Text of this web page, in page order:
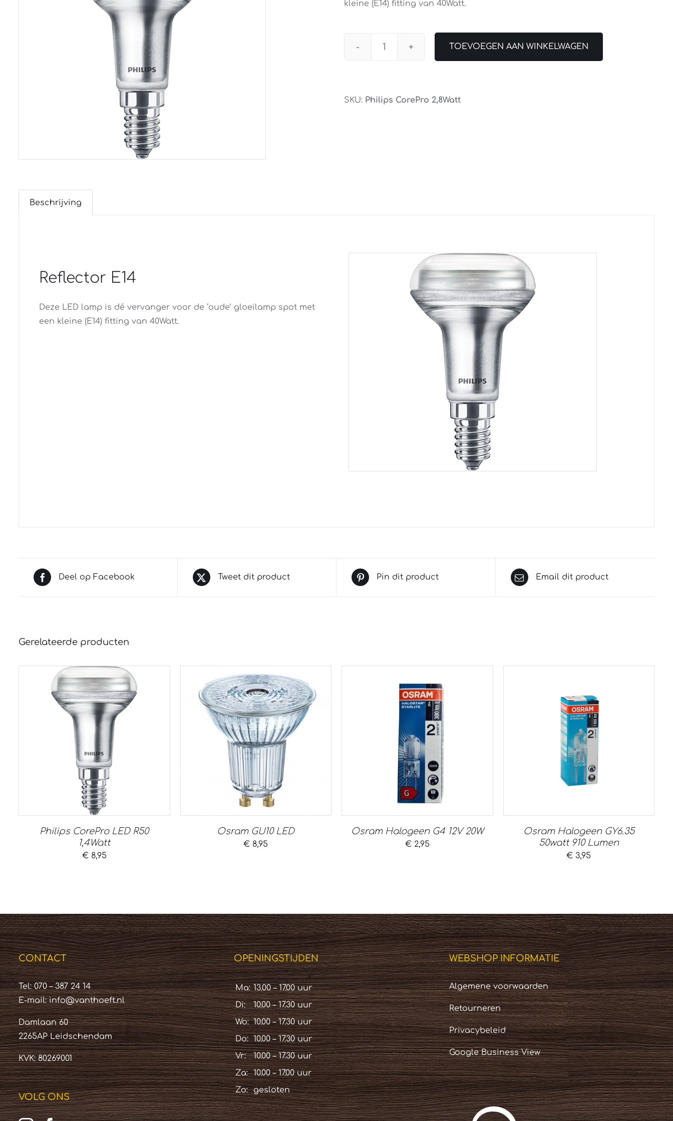
kleine (E14) fitting van 40Watt.
Philips
R50
TOEVOEGEN AAN WINKELWAGEN
SKU: Philips CorePro 2,8Watt
Beschrijving
Reflector E14
Deze LED lamp is dé vervanger voor de ‘oude’ gloeilamp spot met
een kleine (E14) fitting van 40Watt.
Deel op Facebook Tweet dit product Pin dit product Email dit product
Gerelateerde producten
Philips CorePro LED R50
1,4Watt
€8,95
Osram GU10 LED
€ 8,95
Osram Halogeen G4 12V 20W
€2,95
Osram Halogeen GY6.35
50watt 910 Lumen
€ 3,95
CONTACT
Tel: 070 – 387 24 14
E-mail:info@vanthoeft.nl
Damlaan 60
2265AP Leidschendam
KVK: 80269001
VOLG ONS
OPENINGSTIJDEN
Ma: 13.00 – 17.00 uur
Di:
10.00 – 17.30 uur
Wo: 10.00 – 17.30 uur
Do: 10.00 – 17.30 uur
Vr:
10.00 – 17.30 uur
Za:
10.00 – 17.00 uur
Zo:
gesloten
WEBSHOP INFORMATIE
Algemene voorwaarden
Retourneren
Privacybeleid
Google Business View